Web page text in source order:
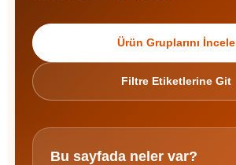
Ürün Gruplarını İncele
Filtre Etiketlerine Git
Bu sayfada neler var?